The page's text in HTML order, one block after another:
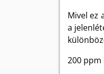
Mivel ez
a
200